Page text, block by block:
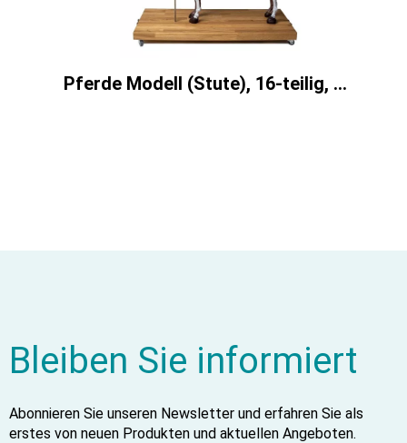
Pferde Modell (Stute), 16-teilig, 1/3 natürliche Größe
Bleiben Sie informiert
Abonnieren Sie unseren Newsletter und erfahren Sie als
erstes von neuen Produkten und aktuellen Angeboten.